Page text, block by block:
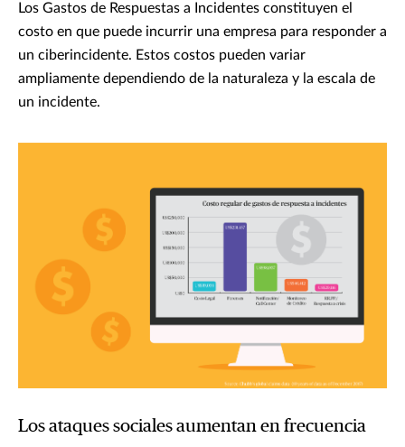
Los Gastos de Respuestas a Incidentes constituyen el
costo en que puede incurrir una empresa para responder a
un ciberincidente. Estos costos pueden variar
ampliamente dependiendo de la naturaleza y la escala de
un incidente.
Los ataques sociales aumentan en frecuencia